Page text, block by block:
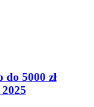
do 5000 zł